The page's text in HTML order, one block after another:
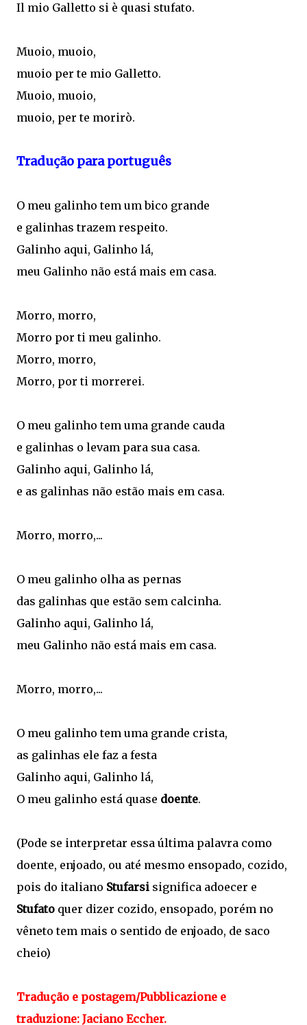
Il mio Galletto si è quasi stufato.
Muoio, muoio,
muoio per te mio Galletto.
Muoio, muoio,
muoio, per te morirò.
Tradução para português
O meu galinho tem um bico grande
e galinhas trazem respeito.
Galinho aqui, Galinho lá,
meu Galinho não está mais em casa.
Morro, morro,
Morro por ti meu galinho.
Morro, morro,
Morro, por ti morrerei.
O meu galinho tem uma grande cauda
e galinhas o levam para sua casa.
Galinho aqui, Galinho lá,
e as galinhas não estão mais em casa.
Morro, morro,...
O meu galinho olha as pernas
das galinhas que estão sem calcinha.
Galinho aqui, Galinho lá,
meu Galinho não está mais em casa.
Morro, morro,...
O meu galinho tem uma grande crista,
as galinhas ele faz a festa
Galinho aqui, Galinho lá,
O meu galinho está quase doente.
(Pode se interpretar essa última palavra como
doente, enjoado, ou até mesmo ensopado, cozido,
pois do italiano Stufarsi significa adoecer e
Stufato quer dizer cozido, ensopado, porém no
vêneto tem mais o sentido de enjoado, de saco
cheio)
Tradução e postagem/Pubblicazione e
traduzione: Jaciano Eccher.